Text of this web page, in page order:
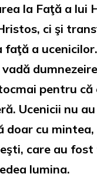
la Faţă a lui
ci şi
faţă a
pentru că
Ucenicii nu
doar cu mintea,
care au
lumina.